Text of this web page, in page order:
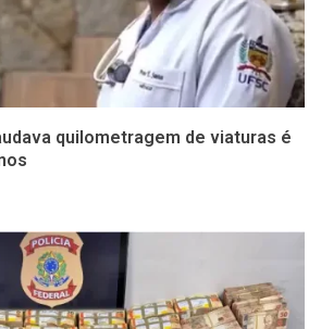
quilometragem de viaturas é